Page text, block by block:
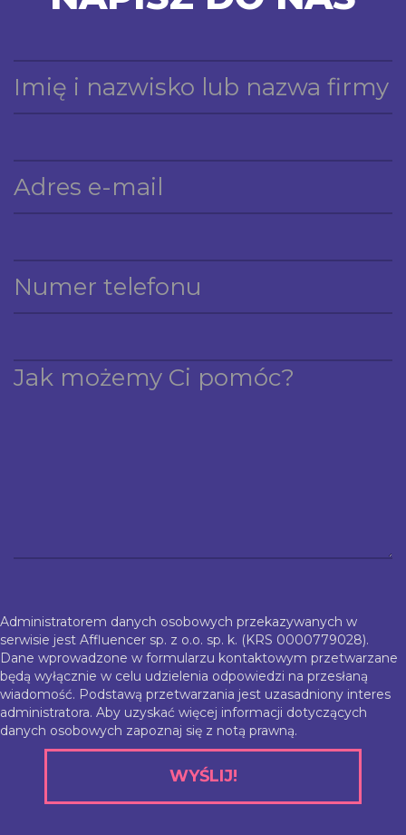
Administratorem danych osobowych przekazywanych w
serwisie jest Affluencer sp. z o.o. sp. k. (KRS 0000779028).
Dane wprowadzone w formularzu kontaktowym przetwarzane
będą wyłącznie w celu udzielenia odpowiedzi na przesłaną
wiadomość. Podstawą przetwarzania jest uzasadniony interes
administratora. Aby uzyskać więcej informacji dotyczących
danych osobowych zapoznaj się z notą prawną.
WYŚLIJ!